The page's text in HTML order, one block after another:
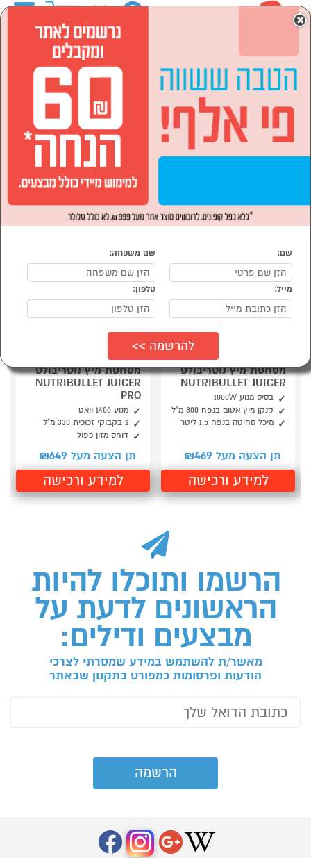
מוצרי חשמל
הסתר רשימת קטגוריות
מוצרי חשמל לבית (2)
מוצרי חשמל NUTRIBULLET
נמצאו 2 מוצרי מוצרי חשמל של NUTRIBULLET
מסחטת מיץ נוטריבולט
NUTRIBULLET JUICER
בסיס מנוע 1000W
קנקן מיץ אטום בנפח 800 מ”ל
מיכל סחיטה בנפח 1.5 ליטר
תן הצעה מעל ₪ 469
למידע ורכישה
מסחטת מיץ נוטריבולט
NUTRIBULLET JUICER
PRO
מנוע 1400 וואט
2 בקבוקי זכוכית 330 מ”ל
דוחס מזון כפול
תן הצעה מעל ₪ 649
למידע ורכישה
הרשמו ותוכלו להיות
הראשונים לדעת על
מבצעים ודילים:
מאשר/ת להשתמש במידע שמסרתי לצרכי
הודעות ופרסומות כמפורט בתקנון שבאתר
×
שם: שם משפחה:
מייל: טלפון: